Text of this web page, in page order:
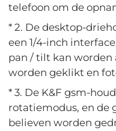
telefoon om de
* 2. De desktop-
een 1/4-inch
pan / tilt kan worden
worden geklikt en
* 3. De K&F gsm-
rotatiemodus, en de
believen worden